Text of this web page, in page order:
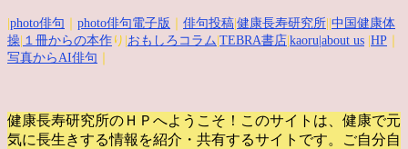
photo俳句 photo俳句電子版 俳句投稿 健康長寿研究所 中国健康体
操 １冊からの本作 り| おもしろコラム TEBRA書店 kaoru |about us HP
写真からAI俳句
健康長寿研究所のＨＰへようこそ！このサイトは、健康で元
気に長生きする情報を紹介・共有するサイトです。
ご自分自